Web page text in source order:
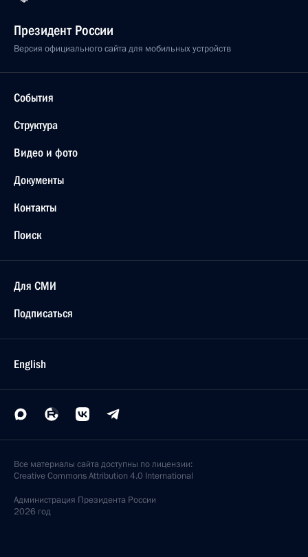
Президент России
Версия официального сайта для мобильных устройств
События
Структура
Видео и фото
Документы
Контакты
Поиск
Для СМИ
Подписаться
English
Все материалы сайта доступны по лицензии:
Creative Commons Attribution 4.0 International
Администрация Президента России
2026 год